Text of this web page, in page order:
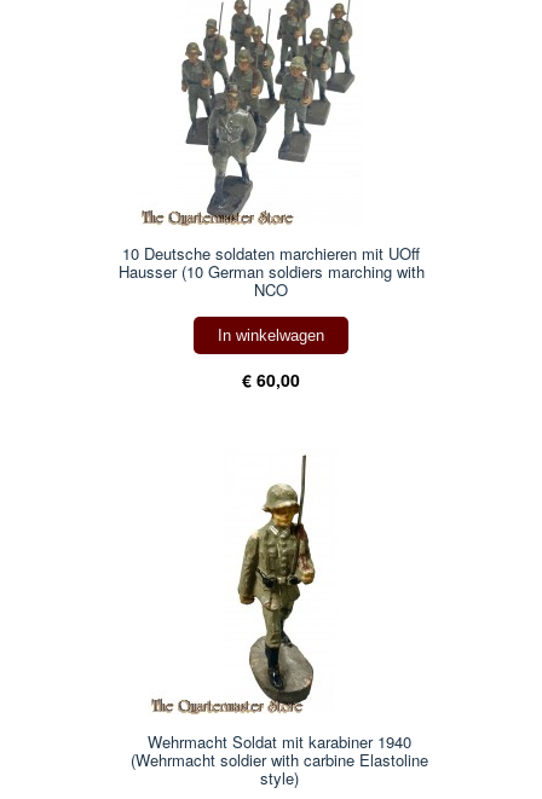
10 Deutsche soldaten marchieren mit UOff
Hausser (10 German soldiers marching with
NCO
In winkelwagen
€ 60,00
Wehrmacht Soldat mit karabiner 1940
(Wehrmacht soldier with carbine Elastoline
style)